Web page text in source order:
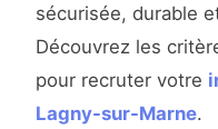
sécurisée, durable
Découvrez les
pour recruter votre
Lagny-sur-Marne.